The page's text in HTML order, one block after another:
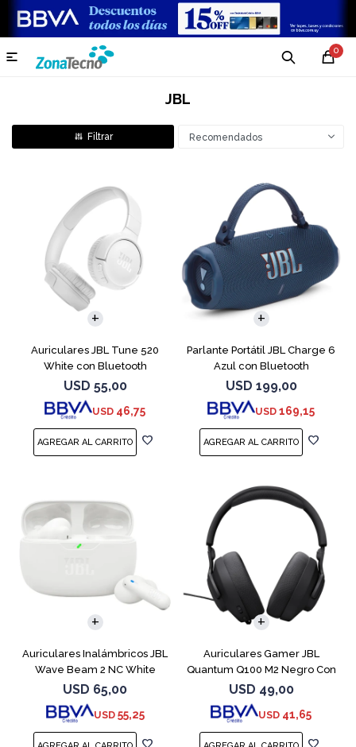
0

JBL
Recomendados
Auriculares JBL Tune 520
White con Bluetooth
USD 55,00
USD 46,75
Parlante Portátil JBL Charge 6
Azul con Bluetooth
USD 199,00
USD 169,15
Auriculares Inalámbricos JBL
Wave Beam 2 NC White
USD 65,00
USD 55,25
Auriculares Gamer JBL
Quantum Q100 M2 Negro Con
Micrófono
USD 49,00
USD 41,65